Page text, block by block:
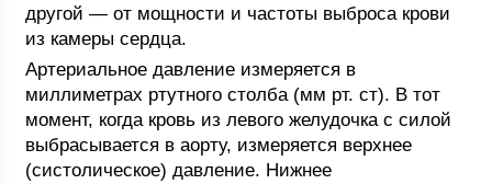
другой — от мощности и частоты выброса крови
из камеры сердца.
Артериальное давление измеряется в
миллиметрах ртутного столба (мм рт. ст). В тот
момент, когда кровь из левого желудочка с силой
выбрасывается в аорту, измеряется верхнее
(систолическое) давление. Нижнее